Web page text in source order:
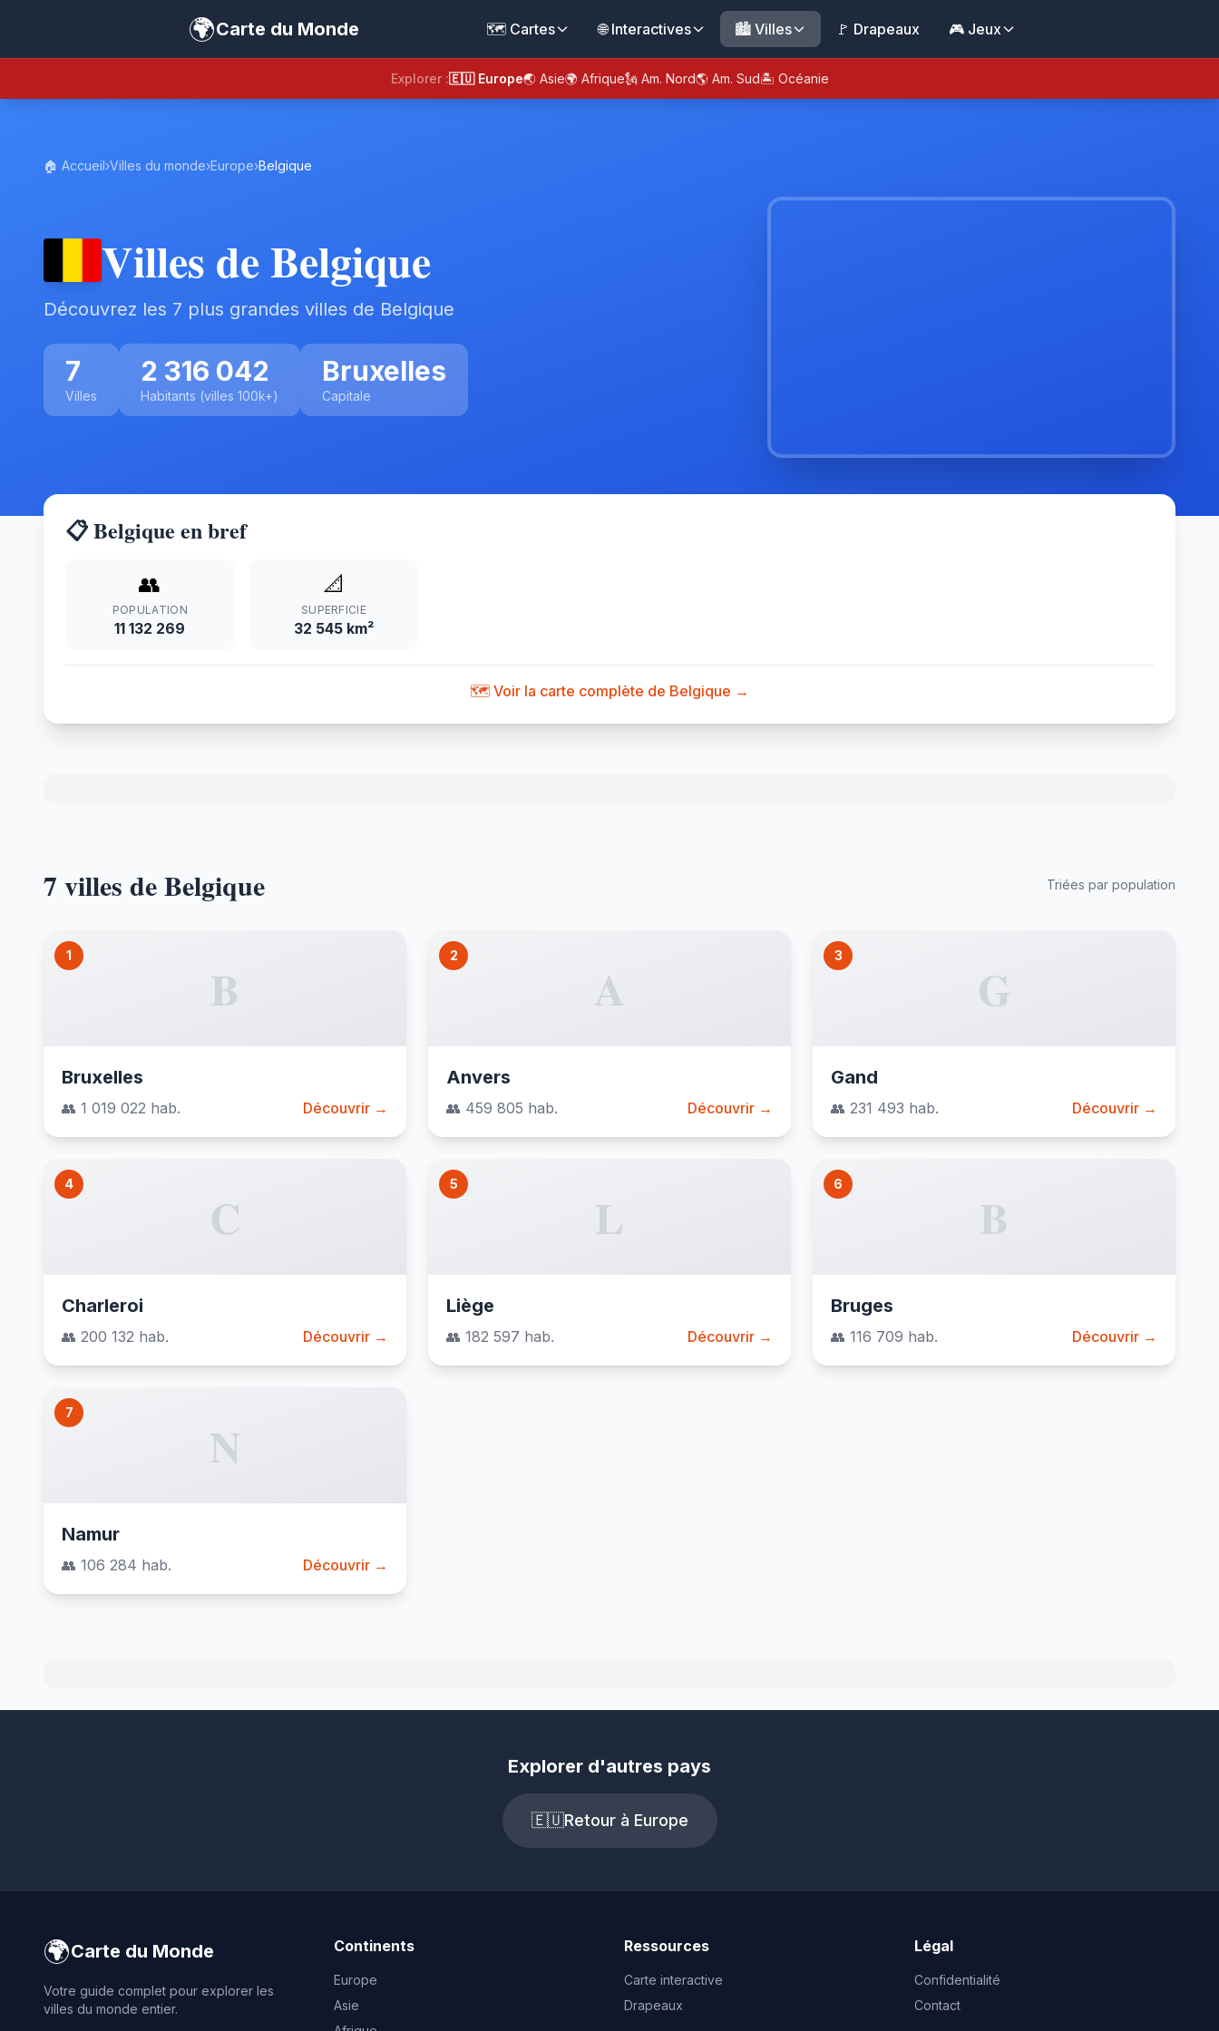
🌍Carte du Monde 🗺️ Cartes 🌐 Interactives 🏙️ Villes 🚩 Drapeaux 🎮 Jeux
Explorer :🇪🇺 Europe🌏 Asie🌍 Afrique🗽 Am. Nord🌎 Am. Sud🏝️ Océanie
🏠 Accueil›Villes du monde›Europe›Belgique
Villes de Belgique
Découvrez les 7 plus grandes villes de Belgique
7
Villes
2 316 042
Habitants (villes 100k+)
Bruxelles
Capitale
📋 Belgique en bref
👥
POPULATION
11 132 269
📐
SUPERFICIE
32 545 km²
🗺️ Voir la carte complète de Belgique →
7 villes de Belgique Triées par population
1
B
Bruxelles
👥 1 019 022 hab. Découvrir →
2
A
Anvers
👥 459 805 hab. Découvrir →
3
G
Gand
👥 231 493 hab. Découvrir →
4
C
Charleroi
👥 200 132 hab. Découvrir →
5
L
Liège
👥 182 597 hab. Découvrir →
6
B
Bruges
👥 116 709 hab. Découvrir →
7
N
Namur
👥 106 284 hab. Découvrir →
Explorer d'autres pays
🇪🇺Retour à Europe
🌍Carte du Monde
Votre guide complet pour explorer les
villes du monde entier.
Continents
Europe
Asie
Ressources
Carte interactive
Drapeaux
Légal
Confidentialité
Contact